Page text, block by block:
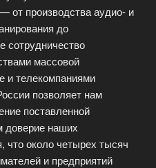
от производства аудио- и
до
сотрудничество
массовой
и телекомпаниями
позволяет нам
поставленной
доверие наших
что около четырех тысяч
и предприятий